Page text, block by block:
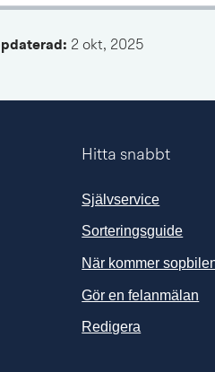
2 okt, 2025
öppnas i nytt fönster.
Hitta snabbt
Självservice
Sorteringsguide
När kommer
Gör en felanmälan
Redigera